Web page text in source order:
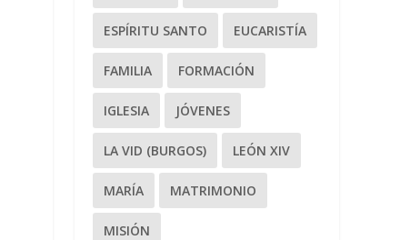
ESPÍRITU SANTO EUCARISTÍA
FAMILIA FORMACIÓN
IGLESIA JÓVENES
LA VID (BURGOS) LEÓN XIV
MARÍA MATRIMONIO
MISIÓN